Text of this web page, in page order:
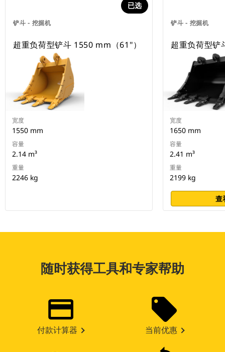
铲斗 - 挖掘机
已选
超重负荷型铲斗 1550 mm（61"）
宽度
1550 mm
容量
2.14 m³
重量
2246 kg
铲斗 - 挖掘机
超重负荷型
宽度
1650 mm
容量
2.41 m³
重量
2199 kg
查
随时获得工具和专家帮助
付款计算器 当前优惠